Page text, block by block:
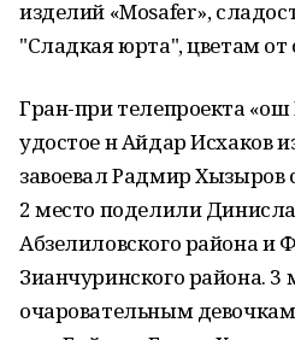
изделий «Mosafer»,
"Сладкая юрта", цветам от
Гран-при телепроекта
удостое н Айдар Исхаков
завоевал Радмир Хызыров
2 место поделили
Абзелиловского района и
Зианчуринского района. 3
очаровательным